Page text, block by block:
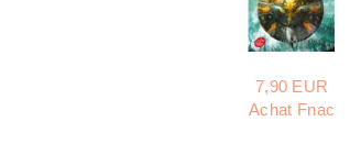
7,90 EUR
Achat Fnac